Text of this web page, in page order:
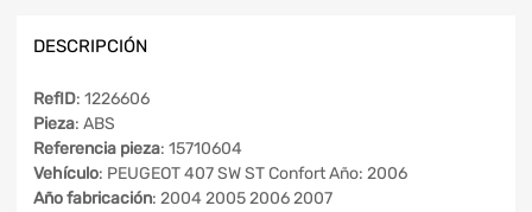
DESCRIPCIÓN
RefID: 1226606
Pieza: ABS
Referencia pieza: 15710604
Vehículo: PEUGEOT 407 SW ST Confort Año: 2006
Año fabricación: 2004 2005 2006 2007